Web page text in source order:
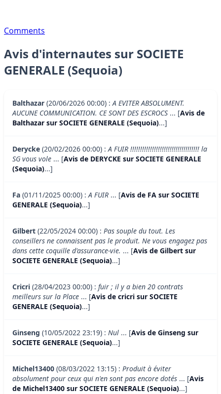
Comments
Avis d'internautes sur SOCIETE
GENERALE (Sequoia)
Balthazar (20/06/2026 00:00) :A EVITER ABSOLUMENT.
AUCUNE COMMUNICATION. CE SONT DES ESCROCS ... [Avis de
Balthazar sur SOCIETE GENERALE (Sequoia)...]
Derycke (20/02/2026 00:00) :A FUIR !!!!!!!!!!!!!!!!!!!!!!!!!!!!!!!!!!! la
SG vous vole ... [Avis de DERYCKE sur SOCIETE GENERALE
(Sequoia)...]
Fa (01/11/2025 00:00) :A FUIR ... [Avis de FA sur SOCIETE
GENERALE (Sequoia)...]
Gilbert (22/05/2024 00:00) : Pas souple du tout. Les
conseillers ne connaissent pas le produit. Ne vous engagez pas
dans cette coquille d'assurance-vie. ... [Avis de Gilbert sur
SOCIETE GENERALE (Sequoia)...]
Cricri (28/04/2023 00:00) : fuir ; il y a bien 20 contrats
meilleurs sur la Place ... [Avis de cricri sur SOCIETE
GENERALE (Sequoia)...]
Ginseng (10/05/2022 23:19) : Nul ... [Avis de Ginseng sur
SOCIETE GENERALE (Sequoia)...]
Michel13400 (08/03/2022 13:15) : Produit à éviter
absolument pour ceux qui n'en sont pas encore dotés ... [Avis
de Michel13400 sur SOCIETE GENERALE (Sequoia)...]